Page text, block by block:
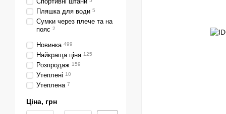
Пляшка для води 5
Сумки через плече та на
пояс 2
Новинка 499
Найкраща ціна 125
Розпродаж 159
Утеплені 10
Утеплена 7
Ціна, грн